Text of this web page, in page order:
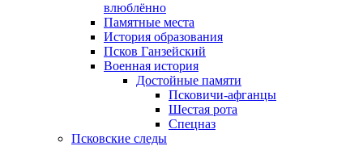
влюблённо
Памятные места
История образования
Псков Ганзейский
Военная история
Достойные памяти
Псковичи-афганцы
Шестая рота
Спецназ
Псковские следы